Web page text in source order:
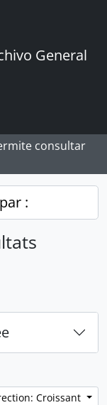
General
consultar
:
Croissant